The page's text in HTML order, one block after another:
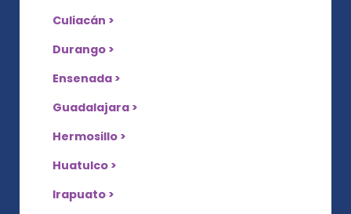
Culiacán >
Durango >
Ensenada >
Guadalajara >
Hermosillo >
Huatulco >
Irapuato >